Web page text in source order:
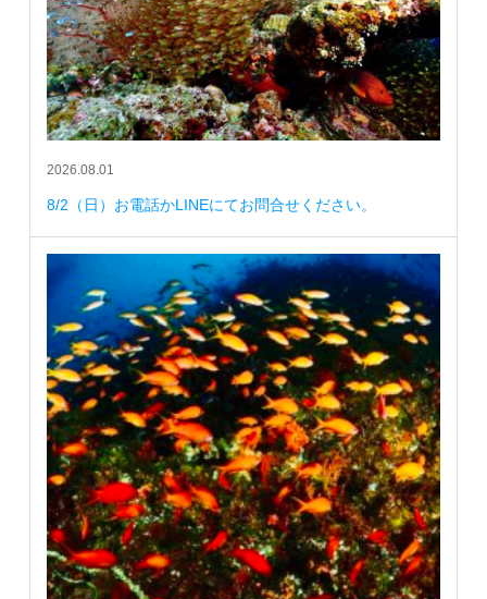
2026.08.01
8/2（日）お電話かLINEにてお問合せください。